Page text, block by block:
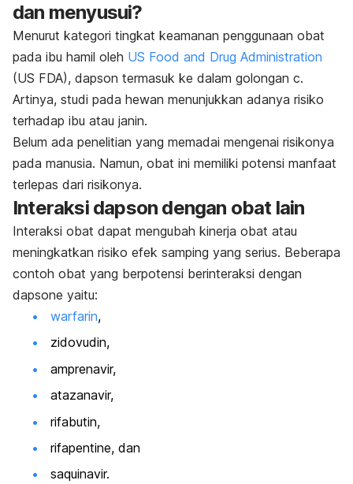
dan menyusui?
Menurut kategori tingkat keamanan penggunaan obat
pada ibu hamil oleh US Food and Drug Administration
(US FDA), dapson termasuk ke dalam golongan c.
Artinya, studi pada hewan menunjukkan adanya risiko
terhadap ibu atau janin.
Belum ada penelitian yang memadai mengenai risikonya
pada manusia. Namun, obat ini memiliki potensi manfaat
terlepas dari risikonya.
Interaksi dapson dengan obat lain
Interaksi obat dapat mengubah kinerja obat atau
meningkatkan risiko efek samping yang serius. Beberapa
contoh obat yang berpotensi berinteraksi dengan
dapsone yaitu:
warfarin,
zidovudin,
amprenavir,
atazanavir,
rifabutin,
rifapentine, dan
saquinavir.